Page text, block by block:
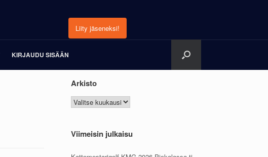
Liity jäseneksi!
KIRJAUDU SISÄÄN
Arkisto
Arkisto
Viimeisin julkaisu